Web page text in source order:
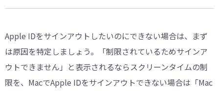
Apple IDをサインアウトしたいのにできない場合は、まず
は原因を特定しましょう。「制限されているためサインア
ウトできません」と表示されるならスクリーンタイムの制
限を、MacでApple IDをサインアウトできない場合は「Mac